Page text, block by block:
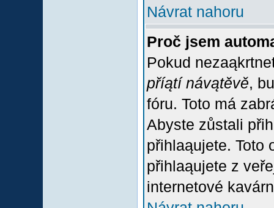
Návrat nahoru
Proč jsem
Pokud
příątí návątěvě,
fóru. Toto má
Abyste zůstali
přihlaąujete. Toto
přihlaąujete z
internetové